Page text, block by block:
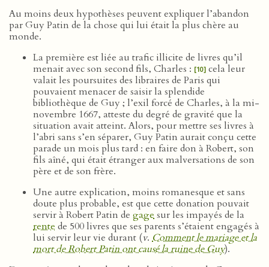
Au moins deux hypothèses peuvent expliquer l’abandon
par Guy Patin de la chose qui lui était la plus chère au
monde.
La première est liée au trafic illicite de livres qu’il
menait avec son second fils, Charles : [10] cela leur
valait les poursuites des libraires de Paris qui
pouvaient menacer de saisir la splendide
bibliothèque de Guy ; l’exil forcé de Charles, à la mi-
novembre 1667, atteste du degré de gravité que la
situation avait atteint. Alors, pour mettre ses livres à
l’abri sans s’en séparer, Guy Patin aurait conçu cette
parade un mois plus tard : en faire don à Robert, son
fils aîné, qui était étranger aux malversations de son
père et de son frère.
Une autre explication, moins romanesque et sans
doute plus probable, est que cette donation pouvait
servir à Robert Patin de gagesur les impayés de la
rente de 500 livres que ses parents s’étaient engagés à
lui servir leur vie durant (v. Comment le mariage et la
mort de Robert Patin ont causé la ruine de Guy).